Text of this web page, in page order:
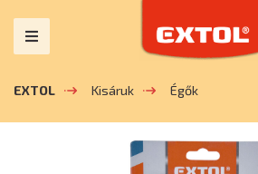
EXTOL Kisáruk Égők